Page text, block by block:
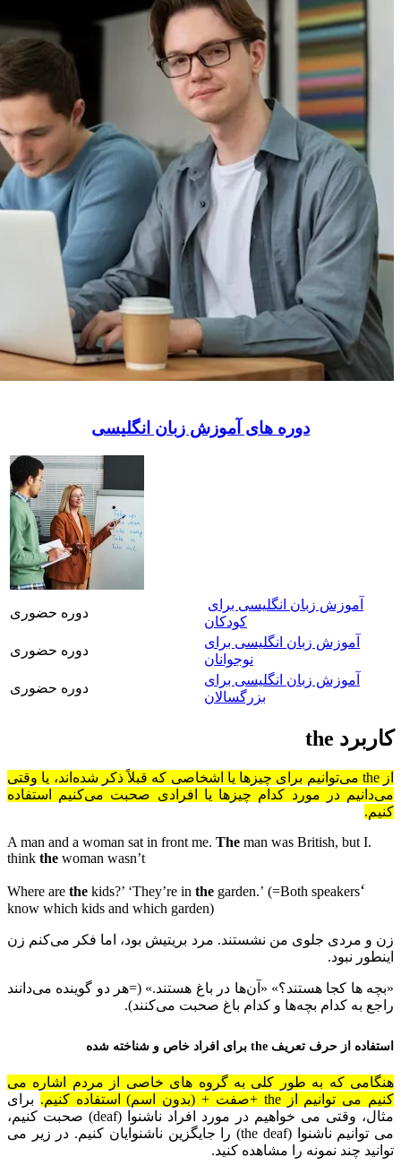
دوره های آموزش زبان انگلیسی
دوره حضوری
آموزش زبان انگلیسی برای
کودکان
دوره حضوری
آموزش زبان انگلیسی برای
نوجوانان
دوره حضوری
آموزش زبان انگلیسی برای
بزرگسالان
کاربرد the
ازthe می‌توانیم برای چیزها یا اشخاصی که قبلاً ذکر شده‌اند، یا وقتی
می‌دانیم در مورد کدام چیزها یا افرادی صحبت می‌کنیم استفاده
کنیم.
.A man and a woman sat in front me.
The man was British, but I
think the woman wasn’t
‘
Where are the kids?’ ‘They’re in the garden.’ (=Both speakers
know which kids and which garden)
زن و مردی جلوی من نشستند. مرد بریتیش بود، اما فکر می‌کنم زن
اینطور نبود.
«بچه ها کجا هستند؟» «آن‌ها در باغ هستند.» (=هر دو گوینده می‌دانند
راجع به کدام بچه‌ها و کدام باغ صحبت می‌کنند).
استفاده از حرف تعریف the برای افراد خاص و شناخته شده
هنگامی که به طور کلی به گروه های خاصی از مردم اشاره می
کنیم می توانیم ازthe
+صفت + (بدون اسم) استفاده کنیم. برای
مثال، وقتی می خواهیم در مورد افراد ناشنوا (deaf) صحبت کنیم،
می توانیم ناشنوا (the deaf) را جایگزین ناشنوایان کنیم. در زیر می
توانید چند نمونه را مشاهده کنید.